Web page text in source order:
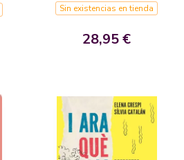
Sin existencias en tienda
28,95 €